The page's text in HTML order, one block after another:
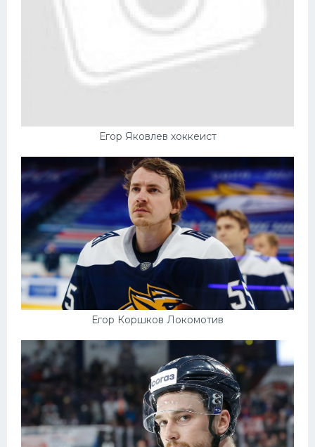
Егор Яковлев хоккеист
Егор Коршков Локомотив